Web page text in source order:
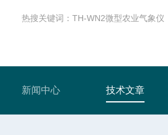
热搜关键词： TH-WN2微型农业气象仪
新闻中心 技术文章